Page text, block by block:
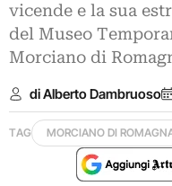
vicende e la sua
del Museo
Morciano di
di Alberto Dambruoso
TAG MORCIANO DI